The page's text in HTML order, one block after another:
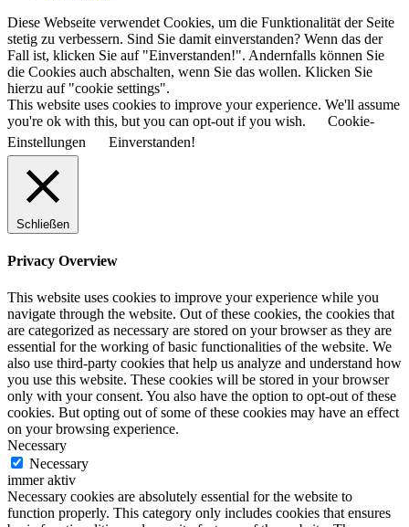
Diese Webseite verwendet Cookies, um die Funktionalität der Seite
stetig zu verbessern. Sind Sie damit einverstanden? Wenn das der
Fall ist, klicken Sie auf "Einverstanden!". Andernfalls können Sie
die Cookies auch abschalten, wenn Sie das wollen. Klicken Sie
hierzu auf "cookie settings".
This website uses cookies to improve your experience. We'll assume
you're ok with this, but you can opt-out if you wish.
Cookie-
Einstellungen
Einverstanden!
Schließen
Privacy Overview
This website uses cookies to improve your experience while you
navigate through the website. Out of these cookies, the cookies that
are categorized as necessary are stored on your browser as they are
essential for the working of basic functionalities of the website. We
also use third-party cookies that help us analyze and understand how
you use this website. These cookies will be stored in your browser
only with your consent. You also have the option to opt-out of these
cookies. But opting out of some of these cookies may have an effect
on your browsing experience.
Necessary
Necessary
immer aktiv
Necessary cookies are absolutely essential for the website to
function properly. This category only includes cookies that ensures
100%
SEHR GUT